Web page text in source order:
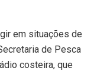
em situações de
de Pesca
costeira, que